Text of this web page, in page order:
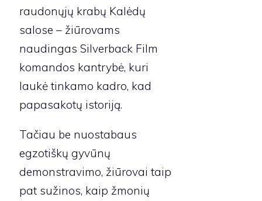
raudonųjų krabų Kalėdų
salose – žiūrovams
naudingas Silverback Film
komandos kantrybė, kuri
laukė tinkamo kadro, kad
papasakotų istoriją.
Tačiau be nuostabaus
egzotiškų gyvūnų
demonstravimo, žiūrovai taip
pat sužinos, kaip žmonių